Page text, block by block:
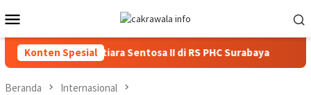
ke
kontenMobile
Konten Spesial
KM Mutiara Sentosa II di RS PHC Surabaya Polisi
Beranda Internasional